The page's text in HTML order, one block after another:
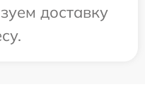
доставку